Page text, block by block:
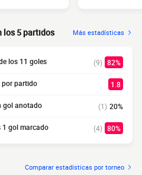
los 5 partidos Más estadísticas
los 11 goles (9) 82%
por partido 1.8
gol anotado (1) 20%
1 gol marcado (4) 80%
Comparar estadísticas por torneo